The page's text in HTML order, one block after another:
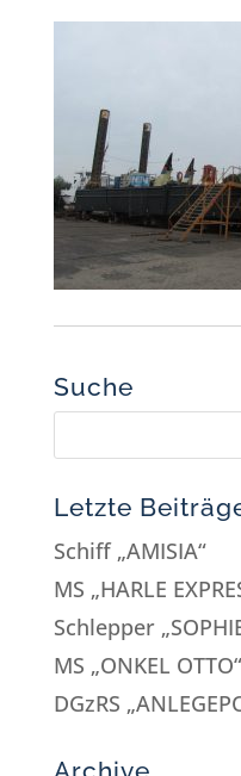
Suche
Letzte
Schiff „AMISIA“
MS „HARLE
Schlepper
MS „ONKEL OTTO“
DGzRS